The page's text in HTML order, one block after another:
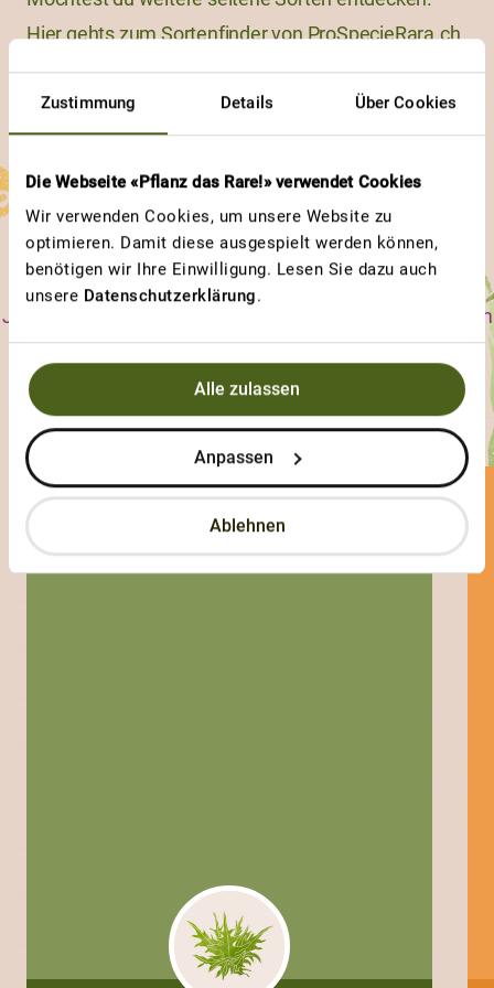
Zustimmung Details Über Cookies
Die Webseite «Pflanz das Rare!» verwendet Cookies
Wir verwenden Cookies, um unsere Website zu
optimieren. Damit diese ausgespielt werden können,
benötigen wir Ihre Einwilligung. Lesen Sie dazu auch
unsere Datenschutzerklärung.
Alle zulassen
Anpassen
Ablehnen
Hier gehts zumSortenfinder von ProSpecieRara.ch
Weitere Beiträge
entdecken
Jede ProSpecieRara-Sorte ist einzigartig im Aussehen, im
welchen Sorten und an welchen Eigenschaften andere
Gärtnerinnen und Gärtner besonders viel Freude haben.
Madame